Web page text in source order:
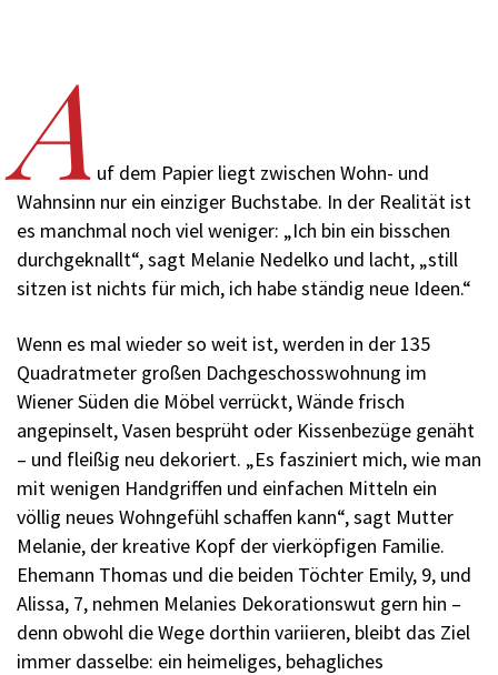
Auf dem Papier liegt zwischen Wohn- und
Wahnsinn nur ein einziger Buchstabe. In der Realität ist
es manchmal noch viel weniger: „Ich bin ein bisschen
durchgeknallt“, sagt Melanie Nedelko und lacht, „still
sitzen ist nichts für mich, ich habe ständig neue Ideen.“
Wenn es mal wieder so weit ist, werden in der 135
Quadratmeter großen Dachgeschosswohnung im
Wiener Süden die Möbel verrückt, Wände frisch
angepinselt, Vasen besprüht oder Kissenbezüge genäht
– und fleißig neu dekoriert. „Es fasziniert mich, wie man
mit wenigen Handgriffen und einfachen Mitteln ein
völlig neues Wohngefühl schaffen kann“, sagt Mutter
Melanie, der kreative Kopf der vierköpfigen Familie.
Ehemann Thomas und die beiden Töchter Emily, 9, und
Alissa, 7, nehmen Melanies Dekorationswut gern hin –
denn obwohl die Wege dorthin variieren, bleibt das Ziel
immer dasselbe: ein heimeliges, behagliches